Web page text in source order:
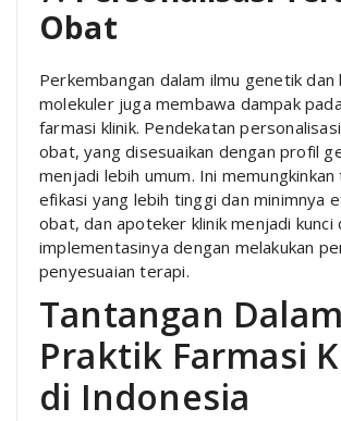
Obat
Perkembangan dalam ilmu genetik dan
molekuler juga membawa dampak
farmasi klinik. Pendekatan
obat, yang disesuaikan dengan profil
menjadi lebih umum. Ini
efikasi yang lebih tinggi dan minimnya
obat, dan apoteker klinik menjadi kunci
implementasinya dengan melakukan
penyesuaian terapi.
Tantangan Dalam
Praktik Farmasi
di Indonesia